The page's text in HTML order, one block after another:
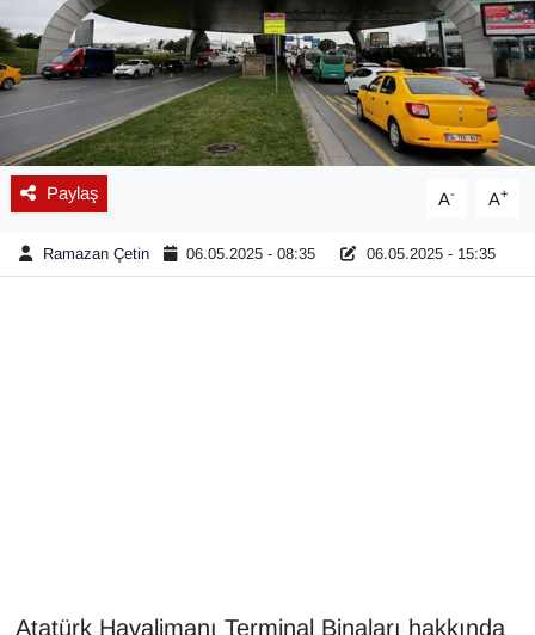
Paylaş A- A+
Ramazan Çetin 06.05.2025 - 08:35 06.05.2025 - 15:35
Atatürk Havalimanı Terminal Binaları hakkında
EĞİTİM
EKONOMİ
Eleman